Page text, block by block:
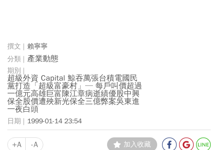
賴寧寧
產業動態
超級外資 Capital 鯨吞萬張台積電國民
黨打造「超級富豪村」─ 每戶叫價超過
一億元高雄巨富陳江章病逝績優股中興
保全股價遭殃新光保全三億弊案吳東進
一夜白頭
1999-01-14 23:54
+A -A 加入收藏